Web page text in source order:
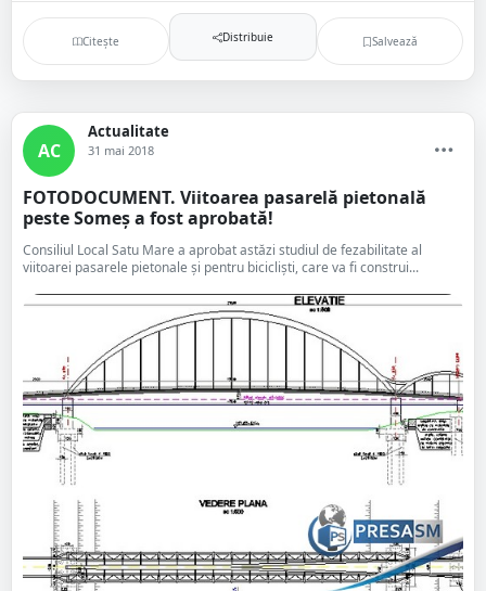
Citește Distribuie Salvează
AC
Actualitate
31 mai 2018
FOTODOCUMENT. Viitoarea pasarelă pietonală
peste Someș a fost aprobată!
Consiliul Local Satu Mare a aprobat astăzi studiul de fezabilitate al
viitoarei pasarele pietonale și pentru bicicliști, care va fi construi...